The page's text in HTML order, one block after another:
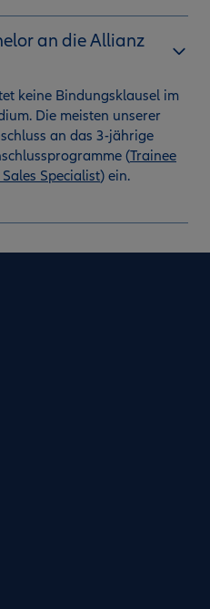
an die Allianz
keine Bindungsklausel im
Die meisten unserer
an das 3-jährige
(Trainee
Specialist) ein.